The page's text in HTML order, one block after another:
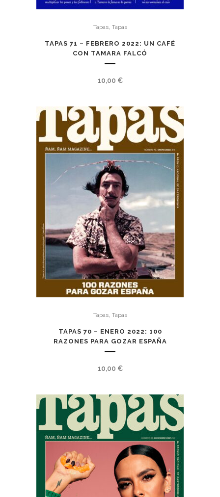
Tapas, Tapas
TAPAS 71 – FEBRERO 2022: UN CAFÉ
CON TAMARA FALCÓ
10,00 €
Tapas, Tapas
TAPAS 70 – ENERO 2022: 100
RAZONES PARA GOZAR ESPAÑA
10,00 €